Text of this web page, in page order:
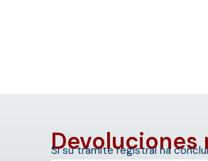
Devoluciones
Si su trámite registral ha